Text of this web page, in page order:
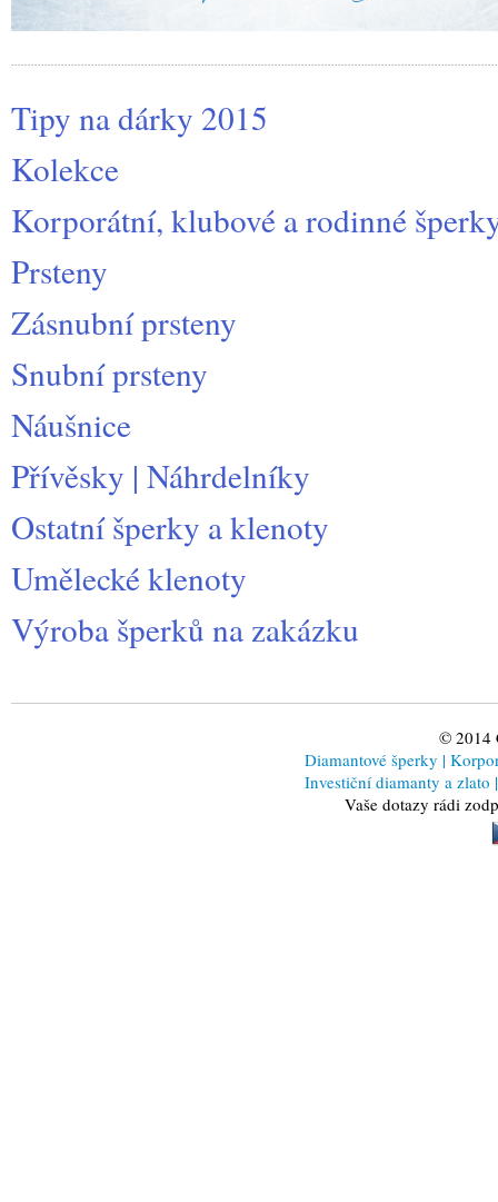
Tipy na dárky 2015
Kolekce
Korporátní, klubové a rodinné
Prsteny
Zásnubní prsteny
Snubní prsteny
Náušnice
Přívěsky | Náhrdelníky
Ostatní šperky a klenoty
Umělecké klenoty
Výroba šperků na zakázku
© 2014
Diamantové šperky |
Investiční diamanty a zlato |
Vaše dotazy rádi